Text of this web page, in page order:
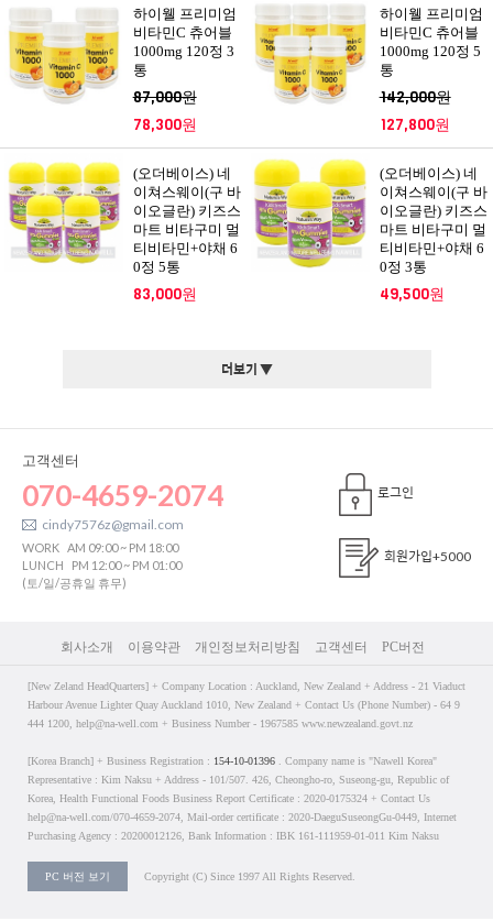
하이웰 프리미엄
비타민C 츄어블
1000mg 120정 3
통
87,000원
78,300원
하이웰 프리미엄
비타민C 츄어블
1000mg 120정 5
통
142,000원
127,800원
(오더베이스) 네
이쳐스웨이(구 바
이오글란) 키즈스
마트 비타구미 멀
티비타민+야채 6
0정 5통
83,000원
(오더베이스) 네
이쳐스웨이(구 바
이오글란) 키즈스
마트 비타구미 멀
티비타민+야채 6
0정 3통
49,500원
더보기 ▼
고객센터
070-4659-2074
cindy7576z@gmail.com
WORK AM 09:00 ~ PM 18:00
LUNCH
PM 12:00 ~ PM 01:00
(토/일/공휴일 휴무)
로그인
회원가입+5000
회사소개 이용약관 개인정보처리방침 고객센터 PC버전
[New Zeland HeadQuarters] + Company Location : Auckland, New Zealand + Address - 21 Viaduct
Harbour Avenue Lighter Quay Auckland 1010, New Zealand + Contact Us (Phone Number) - 64 9
444 1200, help@na-well.com + Business Number - 1967585 www.newzealand.govt.nz
[Korea Branch] + Business Registration : 154-10-01396
. Company name is "Nawell Korea"
Representative : Kim Naksu + Address - 101/507. 426, Cheongho-ro, Suseong-gu, Republic of
Korea, Health Functional Foods Business Report Certificate : 2020-0175324 + Contact Us
help@na-well.com/070-4659-2074, Mail-order certificate : 2020-DaeguSuseongGu-0449, Internet
Purchasing Agency : 20200012126, Bank Information : IBK 161-111959-01-011 Kim Naksu
PC 버전 보기 Copyright (C) Since 1997 All Rights Reserved.